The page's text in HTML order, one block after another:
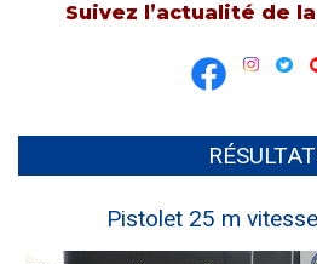
Suivez l’actualité de
Pistolet 25 m